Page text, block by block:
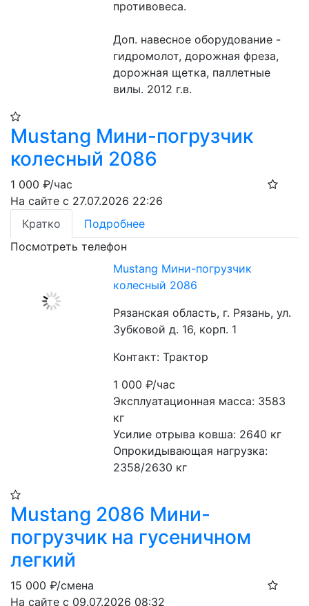
противовеса.
Доп. навесное оборудование -
гидромолот, дорожная фреза,
дорожная щетка, паллетные
вилы. 2012 г.в.
Mustang Мини-погрузчик
колесный 2086
1 000 ₽/час
На сайте с 27.07.2026 22:26
Кратко
Подробнее
Посмотреть телефон
Mustang Мини-погрузчик
колесный 2086
Рязанская область, г. Рязань, ул.
Зубковой д. 16, корп. 1
Контакт: Трактор
1 000₽/час
Эксплуатационная масса: 3583
кг
Усилие отрыва ковша: 2640 кг
Опрокидывающая нагрузка:
2358/2630 кг
Mustang 2086 Мини-
погрузчик на гусеничном
легкий
15 000 ₽/смена
На сайте с 09.07.2026 08:32